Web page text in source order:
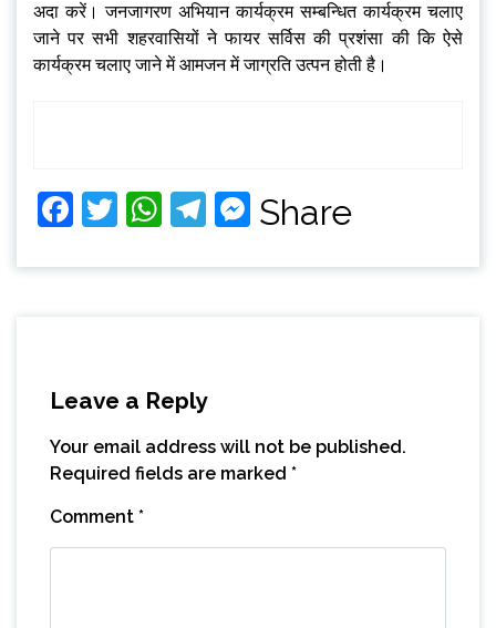
अदा करें। जनजागरण अभियान कार्यक्रम सम्बन्धित कार्यक्रम चलाए
जाने पर सभी शहरवासियों ने फायर सर्विस की प्रशंसा की कि ऐसे
कार्यक्रम चलाए जाने में आमजन में जाग्रति उत्पन होती है।
Facebook
Twitter
WhatsApp
Telegram
Messenger
Share
Leave a Reply
Your email address will not be published.
Required fields are marked *
Comment *